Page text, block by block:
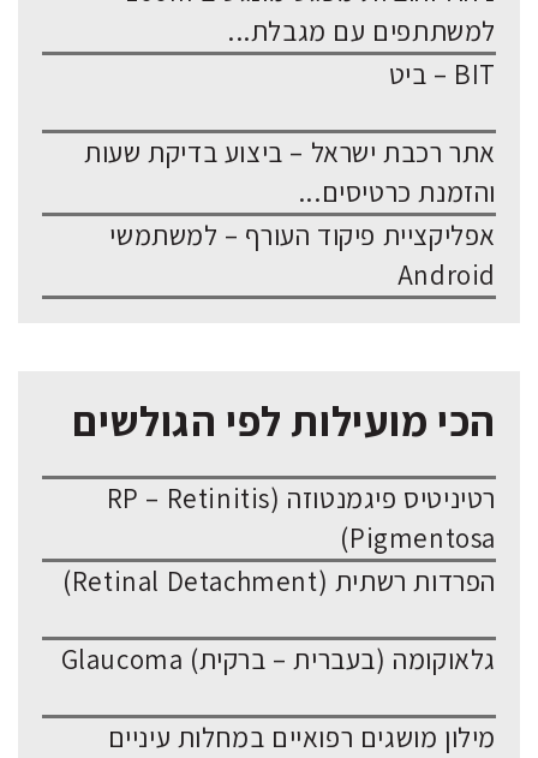
למשתתפים עם מגבלת...
BIT – ביט
אתר רכבת ישראל – ביצוע בדיקת שעות
והזמנת כרטיסים...
אפליקציית פיקוד העורף – למשתמשי
Android
הכי מועילות לפי הגולשים
רטיניטיס פיגמנטוזה (RP – Retinitis
Pigmentosa)
הפרדות רשתית (Retinal Detachment)
גלאוקומה (בעברית – ברקית) Glaucoma
מילון מושגים רפואיים במחלות עיניים